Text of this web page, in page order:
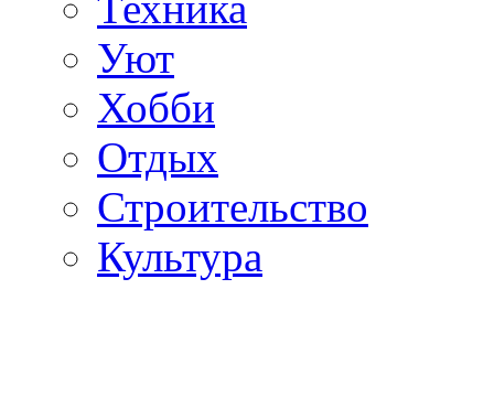
Уют
Хобби
Отдых
Строительство
Культура